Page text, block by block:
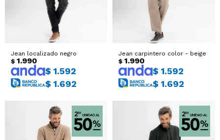
Jean localizado negro
$ 1.990
$ 1.592
$ 1.692
Jean carpintero color - beige
$ 1.990
$ 1.592
$ 1.692